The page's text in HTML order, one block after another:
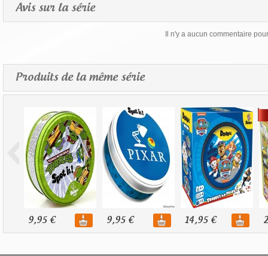
Avis sur la série
Il n'y a aucun commentaire
Produits de la même série
9,95 € 9,95 € 14,95 €